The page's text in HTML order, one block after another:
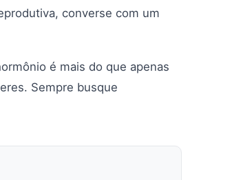
converse com um
é mais do que apenas
Sempre busque